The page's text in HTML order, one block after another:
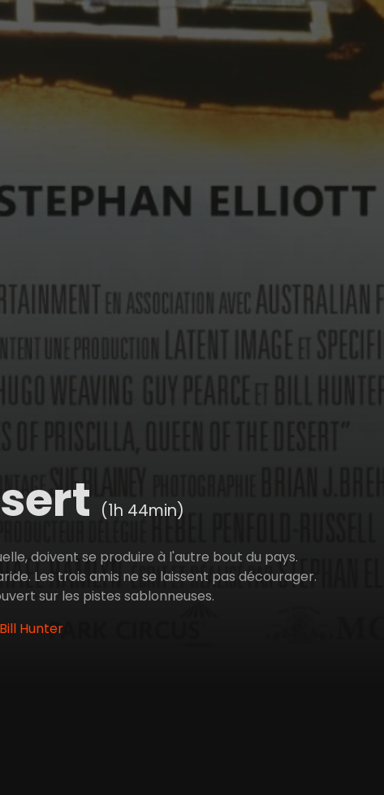
(1h 44min)
doivent se produire à l'autre bout du pays.
Les trois amis ne se laissent pas décourager.
sur les pistes sablonneuses.
Hunter